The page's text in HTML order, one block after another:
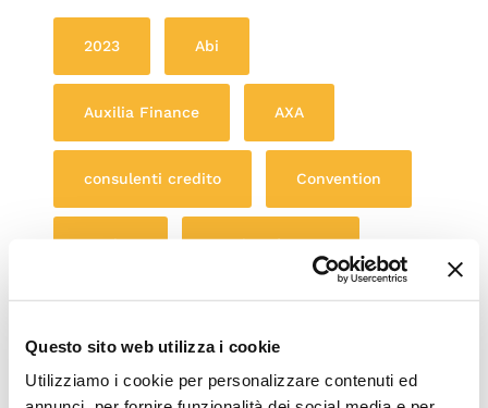
Questo sito web utilizza i cookie
Utilizziamo i cookie per personalizzare contenuti ed
2023 Abi
Auxilia Finance AXA
consulenti credito Convention
credito creditoefinanza
immobiliare imprese